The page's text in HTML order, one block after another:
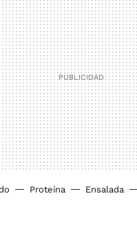
Proteína Ensalada